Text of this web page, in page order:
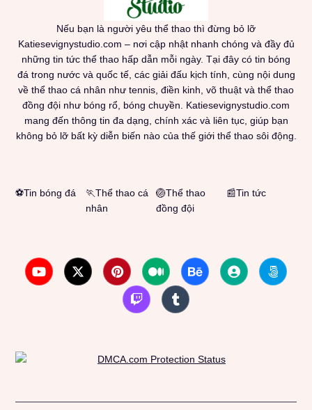
Nếu bạn là người yêu thể thao thì đừng bỏ lỡ
Katiesevignystudio.com – nơi cập nhật nhanh chóng và đầy đủ
những tin tức thể thao hấp dẫn mỗi ngày. Tại đây có tin bóng
đá trong nước và quốc tế, các giải đấu kịch tính, cùng nội dung
về thể thao cá nhân như tennis, điền kinh, võ thuật và thể thao
đồng đội như bóng rổ, bóng chuyền. Katiesevignystudio.com
mang đến thông tin đa dạng, chính xác và liên tục, giúp bạn
không bỏ lỡ bất kỳ diễn biến nào của thế giới thể thao sôi động.
⚽Tin bóng đá
🏃Thể thao cá
nhân
🏐Thể thao
đồng đội
📰Tin tức